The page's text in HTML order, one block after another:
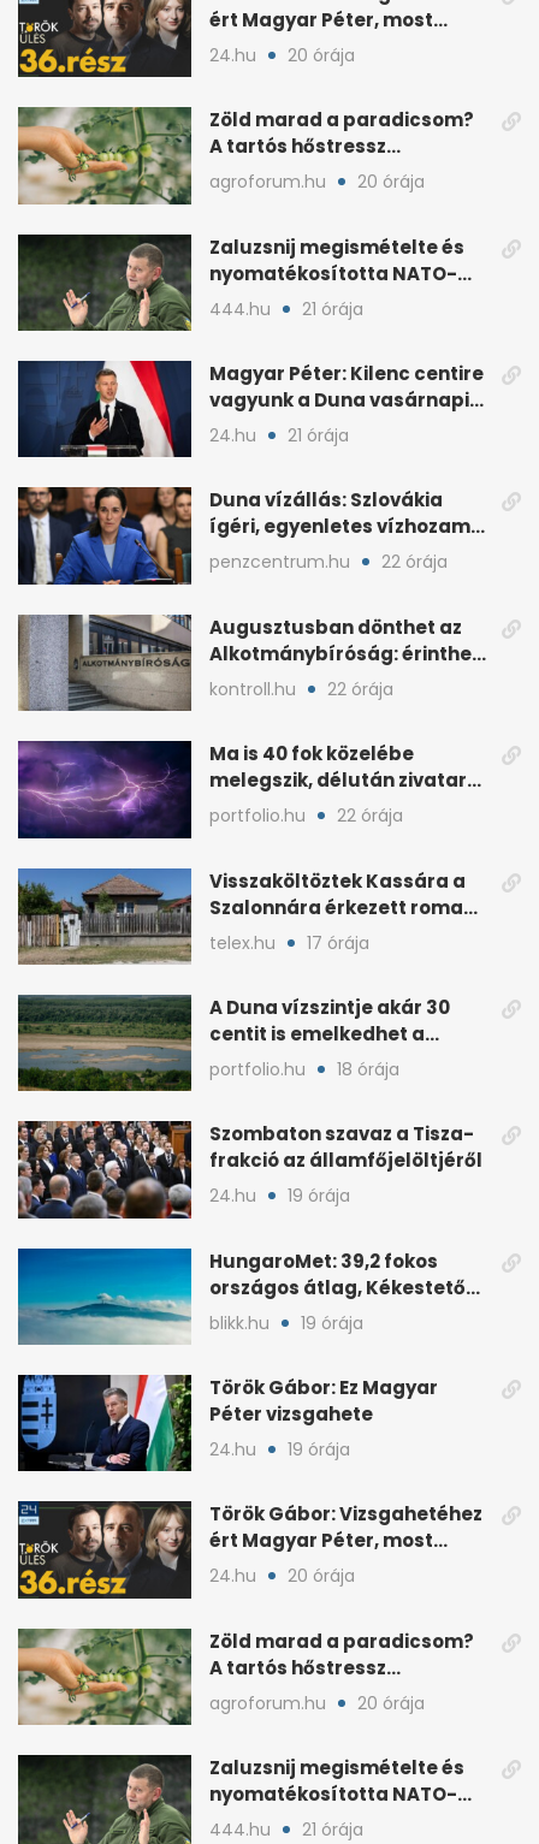
ért Magyar Péter, most
minden róla szól
24.hu 20 órája
Zöld marad a paradicsom?
A tartós hőstressz
késleltetheti az érést
agroforum.hu 20 órája
Zaluzsnij megismételte és
nyomatékosította NATO-
kritikáját
444.hu 21 órája
Magyar Péter: Kilenc centire
vagyunk a Duna vasárnapi
mélypontjától
24.hu 21 órája
Duna vízállás: Szlovákia
ígéri, egyenletes vízhozam
jön Magyarországra
penzcentrum.hu 22 órája
Augusztusban dönthet az
Alkotmánybíróság: érintheti
az uniós forrásokat
kontroll.hu 22 órája
Ma is 40 fok közelébe
melegszik, délután zivatar
és viharos szél jöhet
portfolio.hu 22 órája
Visszaköltöztek Kassára a
Szalonnára érkezett roma
családok
telex.hu 17 órája
A Duna vízszintje akár 30
centit is emelkedhet a
nyugati esők után
portfolio.hu 18 órája
Szombaton szavaz a Tisza-
frakció az államfőjelöltjéről
24.hu 19 órája
HungaroMet: 39,2 fokos
országos átlag, Kékestetőn
hajszál híján rekord
blikk.hu 19 órája
Török Gábor: Ez Magyar
Péter vizsgahete
24.hu 19 órája
Török Gábor: Vizsgahetéhez
ért Magyar Péter, most
minden róla szól
24.hu 20 órája
Zöld marad a paradicsom?
A tartós hőstressz
késleltetheti az érést
agroforum.hu 20 órája
Zaluzsnij megismételte és
nyomatékosította NATO-
kritikáját
444.hu 21 órája